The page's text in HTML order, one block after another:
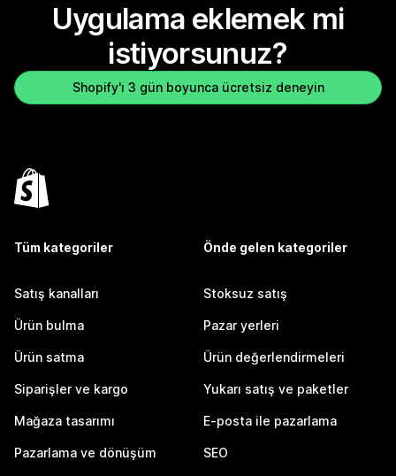
Uygulama eklemek mi
istiyorsunuz?
Shopify'ı 3 gün boyunca ücretsiz deneyin
Tüm kategoriler
Satış kanalları
Ürün bulma
Ürün satma
Siparişler ve kargo
Mağaza tasarımı
Pazarlama ve dönüşüm
Önde gelen kategoriler
Stoksuz satış
Pazar yerleri
Ürün değerlendirmeleri
Yukarı satış ve paketler
E-posta ile pazarlama
SEO